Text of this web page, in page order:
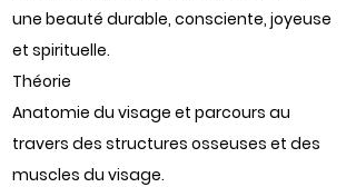
une beauté durable, consciente, joyeuse
et spirituelle.
Théorie
Anatomie du visage et parcours au
travers des structures osseuses et des
muscles du visage.